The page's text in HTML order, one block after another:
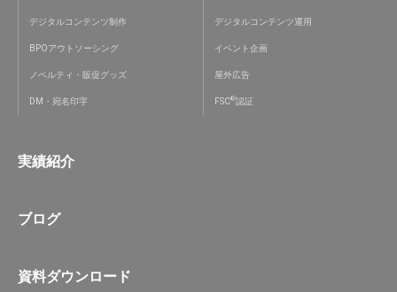
デジタルコンテンツ制作 デジタルコンテンツ運用
BPOアウトソーシング イベント企画
ノベルティ・販促グッズ 屋外広告
DM・宛名印字 FSC®認証
実績紹介
ブログ
資料ダウンロード